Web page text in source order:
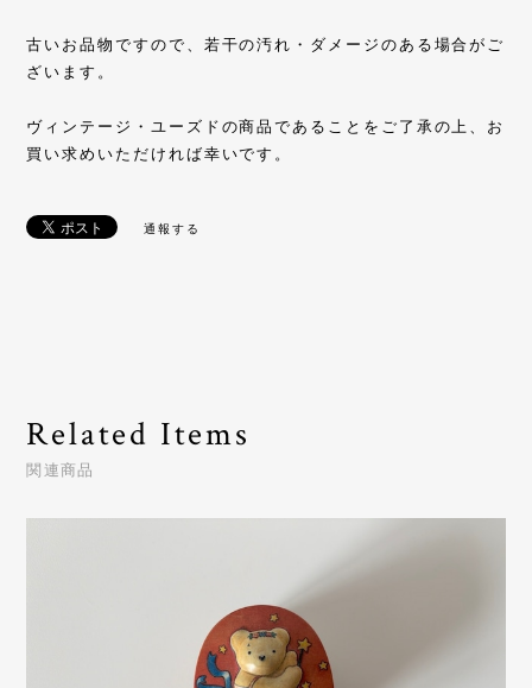
古いお品物ですので、若干の汚れ・ダメージのある場合がご
ざいます。
ヴィンテージ・ユーズドの商品であることをご了承の上、お
買い求めいただければ幸いです。
通報する
Related Items
関連商品